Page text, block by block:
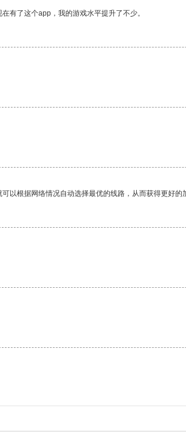
有了这个app，我的游戏水平提升了不少。
以根据网络情况自动选择最优的线路，从而获得更好的